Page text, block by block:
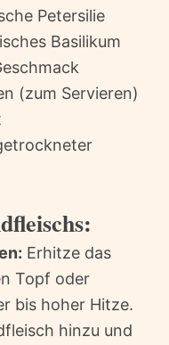
Petersilie
Basilikum
(zum Servieren)
Erhitze das
Topf oder
bis hoher Hitze.
hinzu und